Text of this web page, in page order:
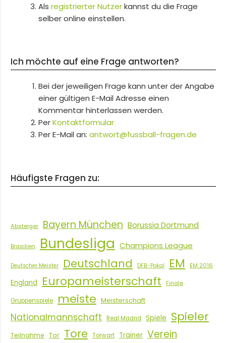
Als registrierter Nutzerkannst du die Frage
selber online einstellen.
Ich möchte auf eine Frage antworten?
Bei der jeweiligen Frage kann unter der Angabe
einer gültigen E-Mail Adresse einen
Kommentar hinterlassen werden.
PerKontaktformular
Per E-Mail an: antwort@fussball-fragen.de
Häufigste Fragen zu:
Absteiger Bayern München Borussia Dortmund
Brasilien Bundesliga Champions League
Deutscher Meister Deutschland DFB-Pokal EM EM 2016
England Europameisterschaft Finale
Gruppenspiele meiste Meisterschaft
Nationalmannschaft Real Madrid Spiele Spieler
Teilnahme Tor Tore Torwart Trainer Verein